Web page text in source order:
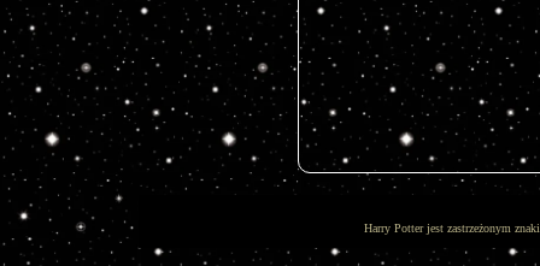
Harry Potter jest zastrzeżonym